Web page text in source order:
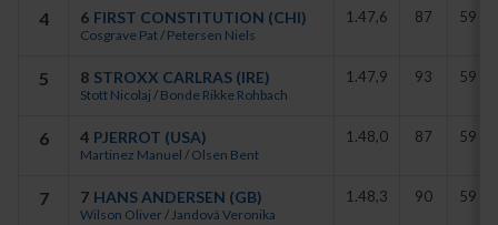
Men redan vid upploppets början fick Twirling Ghost fritt spelrum,
varpå han lade i en extra växel och drygade ut till en lätt seger före
- Twirling Ghost fick inget höjdarlopp senast, men det var bara att
skaka av sig inför dagens start. Nu kommer vi att ge honom en liten
paus för att sedan sikta in oss på Nickes Minneslöpning på Cup-
4 6 FIRST CONSTITUTION (CHI)
Cosgrave Pat/ Petersen Niels
1.47,6 87 59
5 8 STROXX CARLRAS (IRE)
Stott Nicolaj / Bonde Rikke Rohbach
1.47,9 93 59
6 4 PJERROT (USA)
Martinez Manuel / Olsen Bent
1.48,0 87 59
7 7 HANS ANDERSEN (GB)
Wilson Oliver/Jandová Veronika
1.48,3 90 59 B